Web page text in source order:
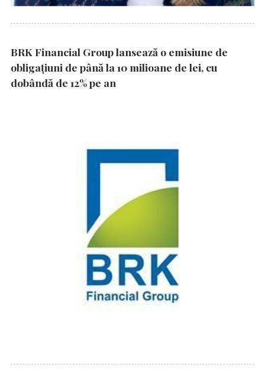
BRK Financial Group lansează o emisiune de
obligațiuni de până la 10 milioane de lei, cu
dobândă de 12% pe an